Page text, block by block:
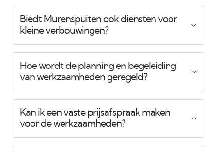
Biedt Murenspuiten ook diensten voor
kleine verbouwingen?
Hoe wordt de planning en begeleiding
van werkzaamheden geregeld?
Kan ik een vaste prijsafspraak maken
voor de werkzaamheden?